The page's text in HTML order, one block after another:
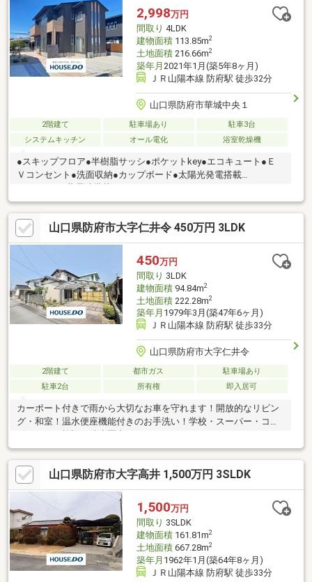
うどいい住まいです。
2,998万円
間取り 4LDK
建物面積113.85m2
土地面積216.66m2
築年月 2021年1月(築5年8ヶ月)
ＪＲ山陽本線 防府駅 徒歩32分
山口県防府市華城中央１
2階建て 駐車場あり
駐車3台
システムキッチン
オール電化 浴室乾燥機
●スキップフロア●半樹脂サッシ●ポケットkey●エコキュート●Ｅ
Ｖコンセント●洗面収納●カップボード●太陽光発電搭載
山口県防府市大字仁井令 450万円 3LDK
450万円
間取り 3LDK
建物面積94.84m2
土地面積222.28m2
築年月 1979年3月(築47年6ヶ月)
ＪＲ山陽本線 防府駅 徒歩33分
山口県防府市大字仁井令
2階建て 都市ガス
駐車場あり
駐車2台
所有権 即入居可
カーポート付きで雨から大切なお車を守れます！開放的なリビン
グ・和室！温水便座機能付きのお手洗い！学校・スーパー・コン
山口県防府市大字高井 1,500万円 3SLDK
1,500万円
間取り 3SLDK
建物面積161.81m2
土地面積667.28m2
築年月 1962年1月(築64年8ヶ月)
ＪＲ山陽本線 防府駅 徒歩33分